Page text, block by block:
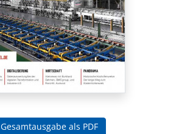
Gesamtausgabe als PDF